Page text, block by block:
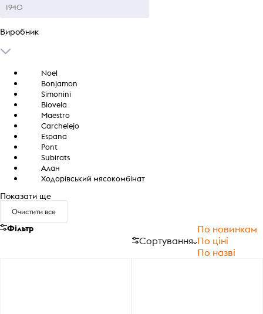
Виробник
Noel
Bonjamon
Simonini
Biovela
Maestro
Carchelejo
Espana
Pont
Subirats
Алан
Ходорівський мясокомбінат
Показати ще
Очистити все
Фільтр
Сортування
По новинкам
По ціні
По назві